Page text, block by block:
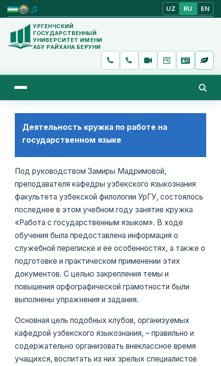
UZ RU EN
УРГЕНЧСКИЙ
ГОСУДАРСТВЕННЫЙ
УНИВЕРСИТЕТ ИМЕНИ
АБУ РАЙХАНА БЕРУНИ
Деятельность кружка по работе на
государственном языке
Под руководством Замиры Мадримовой,
преподавателя кафедры узбекского языкознания
факультета узбекской филологии УрГУ, состоялось
последнее в этом учебном году занятие кружка
«Работа с государственным языком». В ходе
обучения была предоставлена ​​информация о
служебной переписке и ее особенностях, а также о
подготовке и практическом применении этих
документов. С целью закрепления темы и
повышения орфографической грамотности были
выполнены упражнения и задания.
Основная цель подобных клубов, организуемых
кафедрой узбекского языкознания, – правильно и
содержательно организовать внеклассное время
учащихся, воспитать из них зрелых специалистов